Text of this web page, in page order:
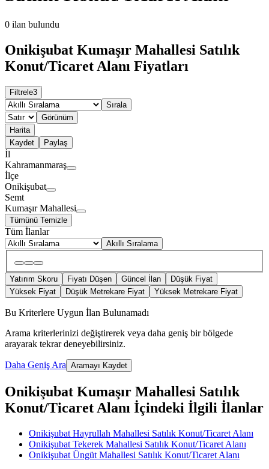
0 ilan bulundu
Onikişubat Kumaşır Mahallesi Satılık
Konut/Ticaret Alanı Fiyatları
Filtrele3
Sırala
Görünüm
Harita
Kaydet
Paylaş
İl
Kahramanmaraş
İlçe
Onikişubat
Semt
Kumaşır Mahallesi
Tümünü Temizle
Tüm İlanlar
Akıllı Sıralama
Yatırım Skoru Fiyatı Düşen Güncel İlan
Düşük Fiyat
Yüksek Fiyat
Düşük Metrekare Fiyat Yüksek Metrekare Fiyat
Bu Kriterlere Uygun İlan Bulunamadı
Arama kriterlerinizi değiştirerek veya daha geniş bir bölgede
arayarak tekrar deneyebilirsiniz.
Daha Geniş Ara Aramayı Kaydet
Onikişubat Kumaşır Mahallesi Satılık
Konut/Ticaret Alanı İçindeki İlgili İlanlar
Onikişubat Hayrullah Mahallesi Satılık Konut/Ticaret Alanı
Onikişubat Tekerek Mahallesi Satılık Konut/Ticaret Alanı
Onikişubat Üngüt Mahallesi Satılık Konut/Ticaret Alanı